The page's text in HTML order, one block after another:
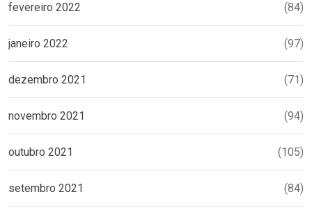
fevereiro 2022 (84)
janeiro 2022 (97)
dezembro 2021 (71)
novembro 2021 (94)
outubro 2021 (105)
setembro 2021 (84)